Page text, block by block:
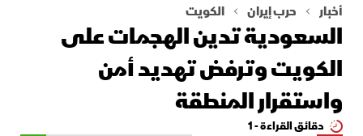
أخبار حرب إيران الكويت
السعودية تدين الهجمات على
الكويت وترفض تهديد أمن
واستقرار المنطقة
دقائق القراءة - 1